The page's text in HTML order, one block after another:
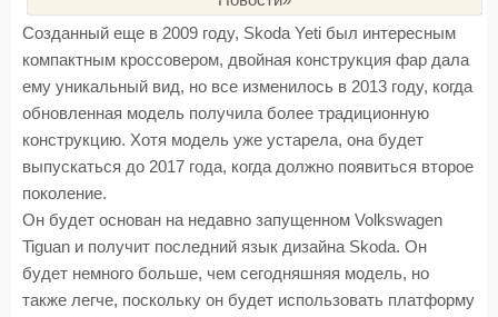
Созданный еще в 2009 году, Skoda Yeti был интересным
компактным кроссовером, двойная конструкция фар дала
ему уникальный вид, но все изменилось в 2013 году, когда
обновленная модель получила более традиционную
конструкцию. Хотя модель уже устарела, она будет
выпускаться до 2017 года, когда должно появиться второе
поколение.
Он будет основан на недавно запущенном Volkswagen
Tiguan и получит последний язык дизайна Skoda. Он
будет немного больше, чем сегодняшняя модель, но
также легче, поскольку он будет использовать платформу